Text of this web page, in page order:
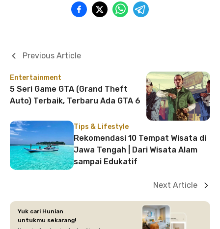
Entertainment
5 Seri Game GTA (Grand Theft
Auto) Terbaik, Terbaru Ada GTA 6
Previous Article
Tips & Lifestyle
Rekomendasi 10 Tempat Wisata di
Jawa Tengah | Dari Wisata Alam
sampai Edukatif
Next Article
Yuk cari Hunian
untukmu sekarang!